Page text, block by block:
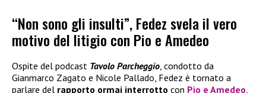
“Non sono gli insulti”, Fedez svela il vero
motivo del litigio con Pio e Amedeo
Ospite del podcast Tavolo Parcheggio, condotto da
Gianmarco Zagato e Nicole Pallado, Fedez è tornato a
parlare del rapporto ormai interrotto con Pio e Amedeo,